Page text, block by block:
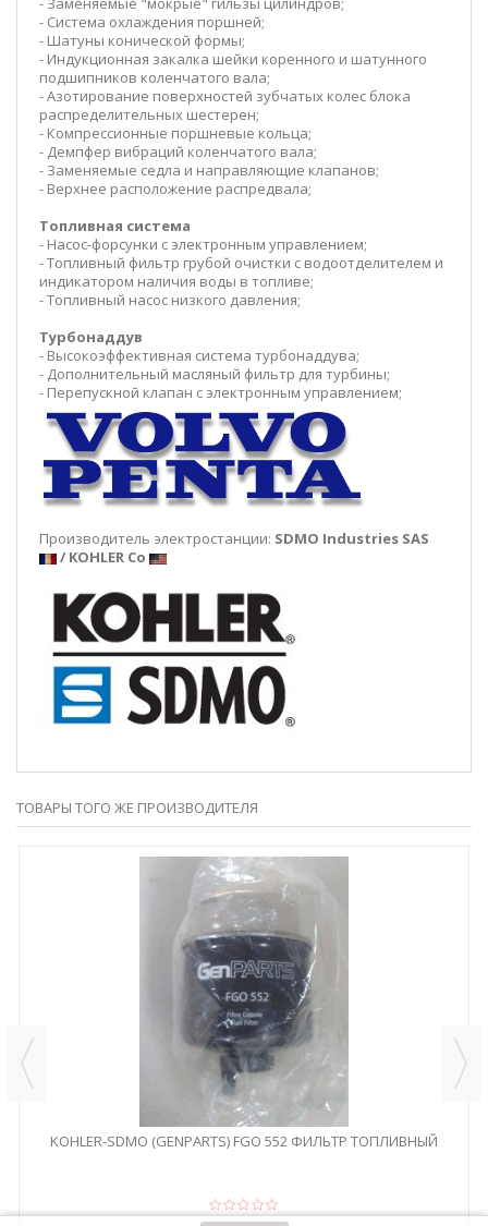
- Система охлаждения поршней;
- Шатуны конической формы;
- Индукционная закалка шейки коренного и шатунного
подшипников коленчатого вала;
- Азотирование поверхностей зубчатых колес блока
распределительных шестерен;
- Компрессионные поршневые кольца;
- Демпфер вибраций коленчатого вала;
- Заменяемые седла и направляющие клапанов;
- Верхнее расположение распредвала;
Топливная система
- Насос-форсунки с электронным управлением;
- Топливный фильтр грубой очистки с водоотделителем и
индикатором наличия воды в топливе;
- Топливный насос низкого давления;
Турбонаддув
- Высокоэффективная система турбонаддува;
- Дополнительный масляный фильтр для турбины;
- Перепускной клапан с электронным управлением;
Производитель электростанции: SDMO Industries SAS
/ KOHLER Co
ТОВАРЫ ТОГО ЖЕ ПРОИЗВОДИТЕЛЯ
KOHLER-SDMO (GENPARTS) FGO 552 ФИЛЬТР ТОПЛИВНЫЙ